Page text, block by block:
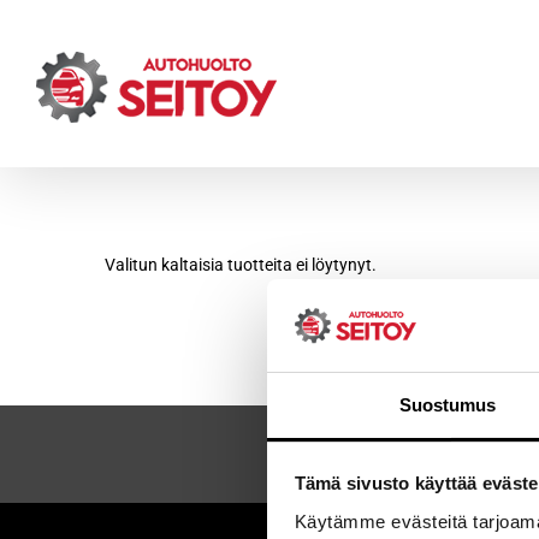
Suostumus
Tämä sivusto käyttää
Käytämme evästeitä
content
Valitun kaltaisia tuotteita ei löytynyt.